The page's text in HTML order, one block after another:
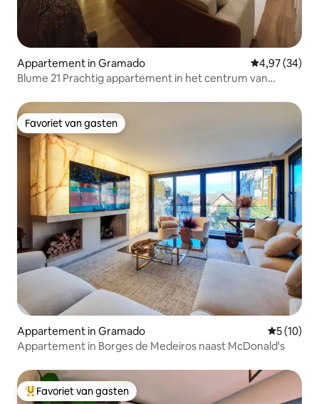
Appartement in Gramado Gemiddelde
4,97 (34)
Blume 21 Prachtig appartement in het centrum van
Favoriet van gasten
Favoriet van gasten
Appartement in Gramado
5 (10)
Appartement in Borges de Medeiros naast McDonald's
Topfavoriet van gasten
Favoriet van gasten